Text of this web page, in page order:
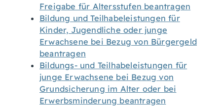
Freigabe für Altersstufen beantragen
Bildung und Teilhabeleistungen für
Kinder, Jugendliche oder junge
Erwachsene bei Bezug von Bürgergeld
beantragen
Bildungs- und Teilhabeleistungen für
junge Erwachsene bei Bezug von
Grundsicherung im Alter oder bei
Erwerbsminderung beantragen